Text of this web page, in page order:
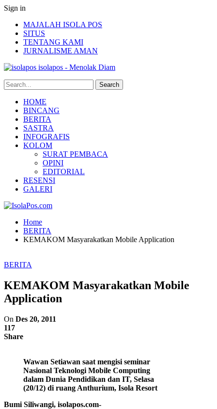
Sign in
MAJALAH ISOLA POS
SITUS
TENTANG KAMI
JURNALISME AMAN
isolapos - Menolak Diam
HOME
BINCANG
BERITA
SASTRA
INFOGRAFIS
KOLOM
SURAT PEMBACA
OPINI
EDITORIAL
RESENSI
GALERI
Home
BERITA
KEMAKOM Masyarakatkan Mobile Application
BERITA
KEMAKOM Masyarakatkan Mobile
Application
On Des 20, 2011
117
Share
Wawan Setiawan saat mengisi seminar
Nasional Teknologi Mobile Computing
dalam Dunia Pendidikan dan IT, Selasa
(20/12) di ruang Anthurium, Isola Resort
Bumi Siliwangi, isolapos.com-